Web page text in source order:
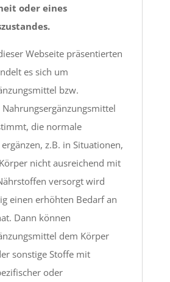
oder eines
Webseite präsentierten
es sich um
bzw.
die normale
z.B. in Situationen,
nicht ausreichend mit
versorgt wird
einen erhöhten Bedarf an
Dann können
dem Körper
sonstige Stoffe mit
oder